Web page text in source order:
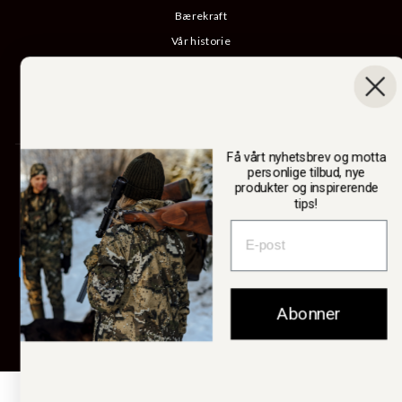
Bærekraft
Vår historie
SWEDTEAM AB
ValutaSverige (SEK kr)
© 2026 Swedteam
Få vårt nyhetsbrev og motta
personlige tilbud, nye
produkter og inspirerende
tips!
Abonner